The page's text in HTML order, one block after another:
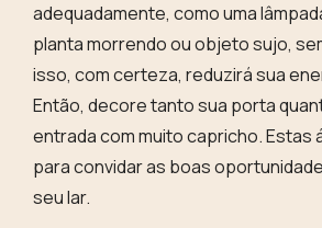
adequadamente, como uma
planta morrendo ou objeto sujo,
isso, com certeza, reduzirá sua
Então, decore tanto sua porta
entrada com muito capricho. Estas
para convidar as boas
seu lar.